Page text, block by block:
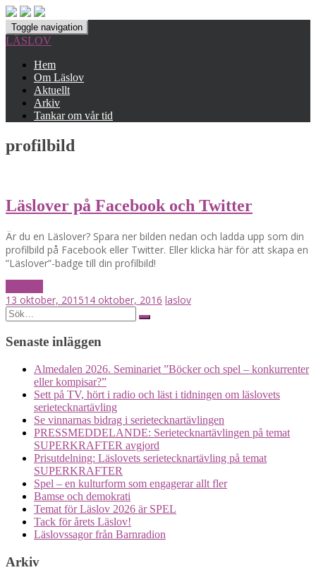
Toggle navigation
LÄSLOV
Hem
Om Läslov
Aktuellt
Arkiv
Tankar om vår tid
profilbild
Läslover på Facebook och Twitter
Är du en Läslover? Spara ner bilden nedan och ladda upp som din
profilbild på Facebook eller Twitter. Eller klicka här för att skapa en
”Läslover”-badge till din profilbild!
13 oktober, 201514 oktober, 2016 laslov
Posts
Search
for:
Senaste inläggen
Almedalen 2026. Seminariet ”Böcker och spel – konkurrenter
eller kompisar?”
Sett på TV, hört i radio och läst i tidningen om läslovets
serietecknartävling
Se vinnarnas bidrag i serietecknartävlingen
PRESSMEDDELANDE: Serietecknartävlingen på temat
SUPERKRAFTER avgjord
Prisutdelning: Läslovets serietecknartävling på temat
SUPERKRAFTER
Spel – en kulturform som engagerar allt fler
Bamse och demokrati
Temat för Läslov 2026 är SPEL
Tack för årets Läslov!
Läslovssagor från Barnradion
Arkiv